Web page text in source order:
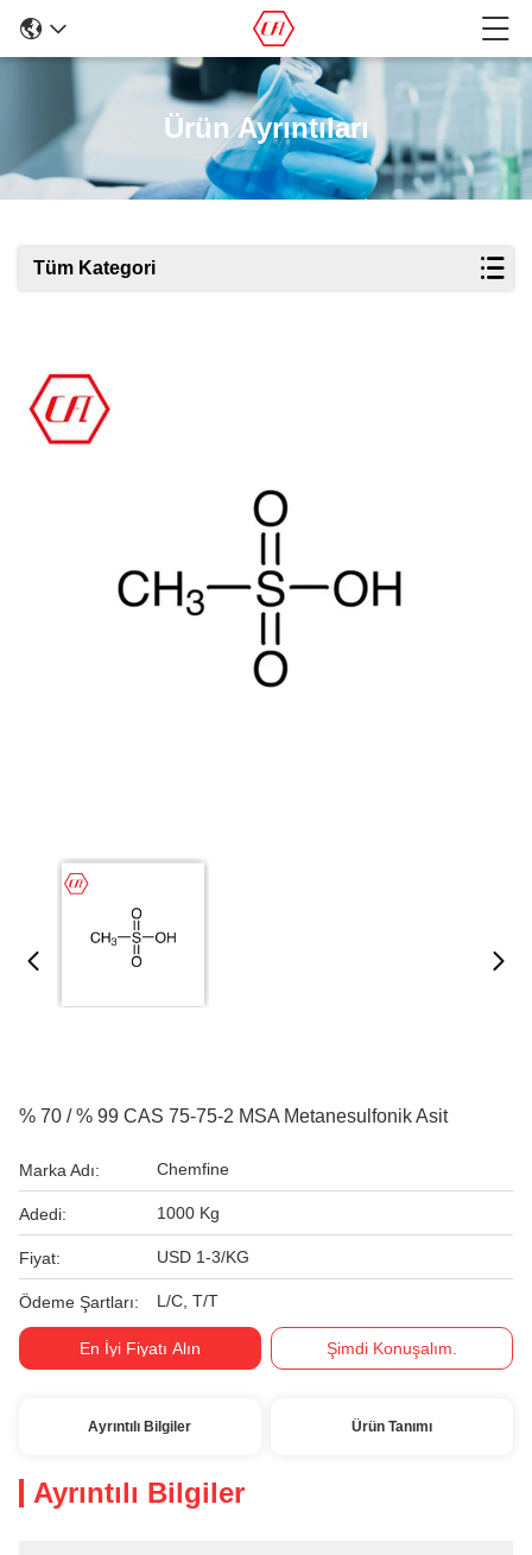
Ürün Ayrıntıları
Tüm Kategori
% 70 / % 99 CAS 75-75-2 MSA Metanesulfonik Asit
Marka Adı: Chemfine
Adedi: 1000 Kg
Fiyat: USD 1-3/KG
Ödeme Şartları: L/C, T/T
En İyi Fiyatı Alın Şimdi Konuşalım.
Ayrıntılı Bilgiler Ürün Tanımı
Ayrıntılı Bilgiler